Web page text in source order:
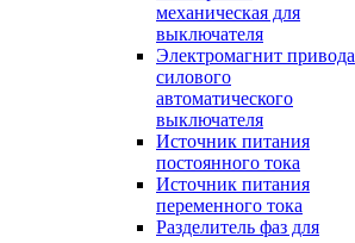
механическая для
выключателя
Электромагнит привода
силового
автоматического
выключателя
Источник питания
постоянного тока
Источник питания
переменного тока
Разделитель фаз для